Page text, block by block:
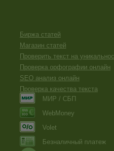
Биржа статей
Магазин статей
Проверить текст на
Проверка орфографии онлайн
SEO анализ онлайн
Проверка качества текста
МИР / СБП
WebMoney
Volet
Безналичный платеж